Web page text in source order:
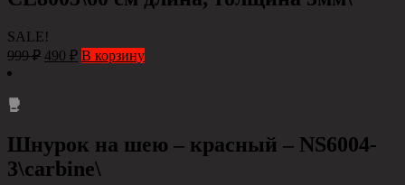
SALE!
999₽ 490 ₽ В корзину
Шнурок на шею – красный – NS6004-
3\carbine\